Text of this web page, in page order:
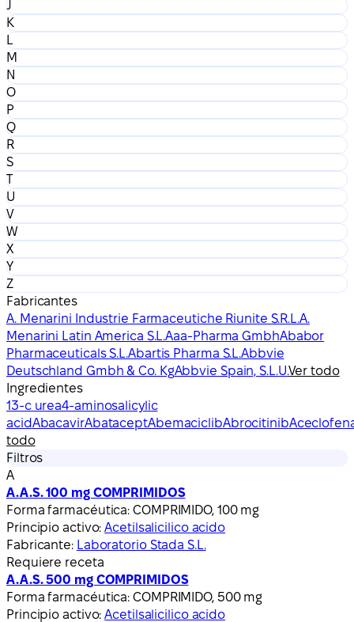
J
K
L
M
N
O
P
Q
R
S
T
U
V
W
X
Y
Z
Fabricantes
A. Menarini Industrie Farmaceutiche Riunite S.R.L.A.
Menarini Latin America S.L.Aaa-Pharma GmbhAbabor
Pharmaceuticals S.L.Abartis Pharma S.L.Abbvie
Deutschland Gmbh & Co. KgAbbvie Spain, S.L.U.Ver todo
Ingredientes
13-c urea4-aminosalicylic
acidAbacavirAbataceptAbemaciclibAbrocitinib
todo
Filtros
A
A.A.S. 100 mg COMPRIMIDOS
Forma farmacéutica: COMPRIMIDO, 100 mg
Principio activo:Acetilsalicilico acido
Fabricante: Laboratorio Stada S.L.
Requiere receta
A.A.S. 500 mg COMPRIMIDOS
Forma farmacéutica: COMPRIMIDO, 500 mg
Principio activo:Acetilsalicilico acido